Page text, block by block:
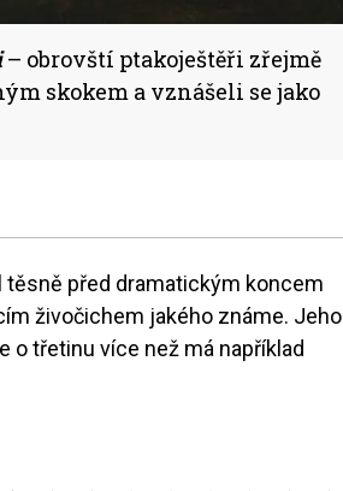
– obrovští ptakoještěři zřejmě
skokem a vznášeli se jako
těsně před dramatickým koncem
živočichem jakého známe. Jeho
o třetinu více než má například